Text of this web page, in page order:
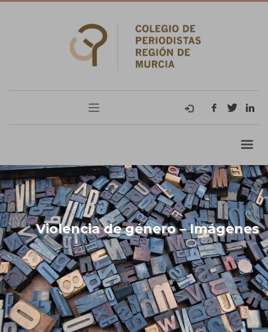
Violencia de género – Imágenes